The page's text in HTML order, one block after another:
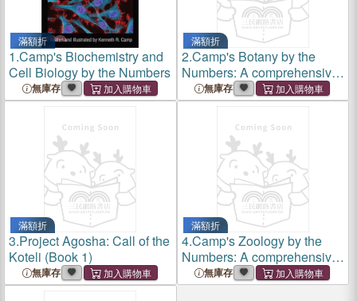
滿額折
1.Camp's Biochemistry and
Cell Biology by the Numbers
無庫存
滿額折
2.Camp's Botany by the
Numbers: A comprehensive
study guide in outline form
for advanced biology
courses, including AP, IB,
DE, and college courses.
無庫存
滿額折
3.Project Agosha: Call of the
Koteli (Book 1)
無庫存
滿額折
4.Camp's Zoology by the
Numbers: A comprehensive
study guide in outline form
for advanced biology
無庫存